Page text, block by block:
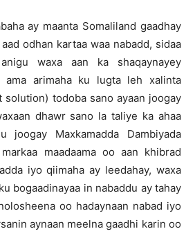
ay maanta Somaliland gaadhay
odhan kartaa waa nabadd, sidaa
waxa aan ka shaqaynayey
ama arimaha ku lugta leh xalinta
solution) todoba sano ayaan joogay
dhawr sano la taliye ka ahaa
joogay Maxkamadda Dambiyada
maadaama oo aan khibrad
iyo qiimaha ay leedahay, waxa
bogaadinayaa in nabaddu ay tahay
oo hadaynaan nabad iyo
aynaan meelna gaadhi karin oo